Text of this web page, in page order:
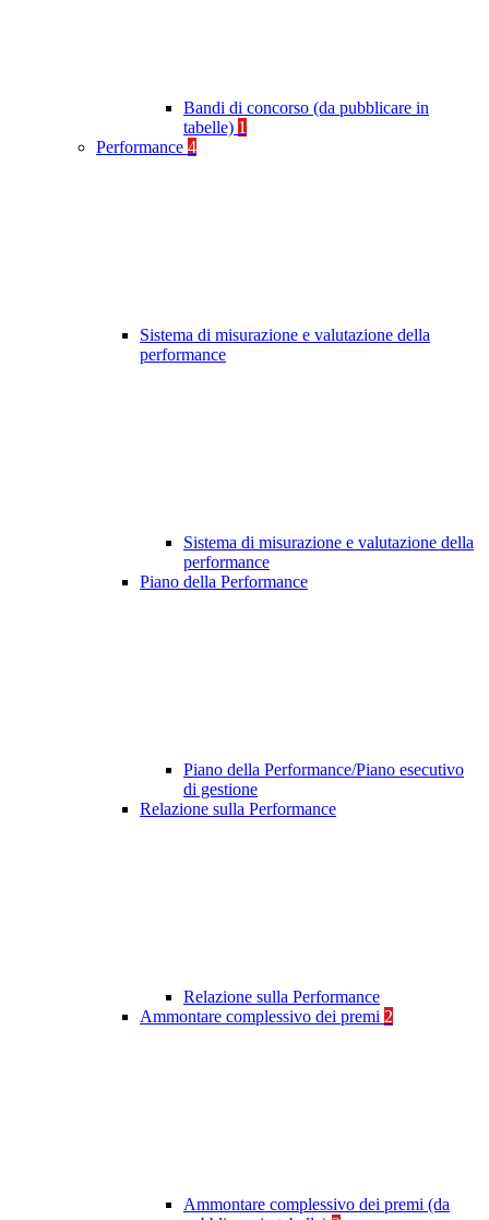
Bandi di concorso (da pubblicare in
tabelle) 1
Performance 4
Sistema di misurazione e valutazione della
performance
Sistema di misurazione e valutazione della
performance
Piano della Performance
Piano della Performance/Piano esecutivo
di gestione
Relazione sulla Performance
Relazione sulla Performance
Ammontare complessivo dei premi 2
Ammontare complessivo dei premi (da